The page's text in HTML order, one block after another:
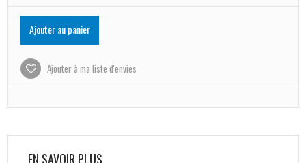
Ajouter au panier
Ajouter à ma liste d'envies
EN SAVOIR PLUS